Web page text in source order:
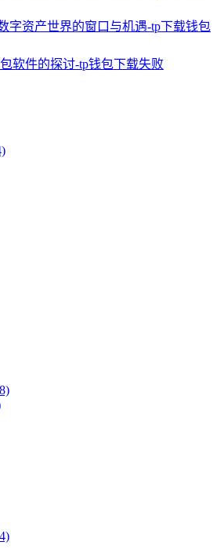
字资产世界的窗口与机遇-tp下载钱包
软件的探讨-tp钱包下载失败